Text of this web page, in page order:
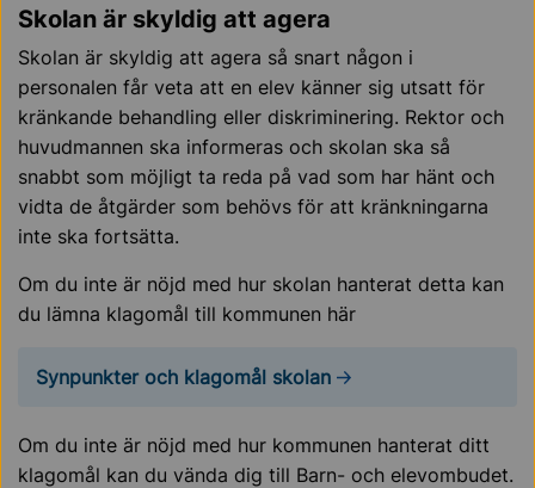
Skolan är skyldig att agera
Skolan är skyldig att agera så snart någon i
personalen får veta att en elev känner sig utsatt för
kränkande behandling eller diskriminering. Rektor och
huvudmannen ska informeras och skolan ska så
snabbt som möjligt ta reda på vad som har hänt och
vidta de åtgärder som behövs för att kränkningarna
inte ska fortsätta.
Om du inte är nöjd med hur skolan hanterat detta kan
du lämna klagomål till kommunen här
Synpunkter och klagomål skolan
Om du inte är nöjd med hur kommunen hanterat ditt
klagomål kan du vända dig till Barn- och elevombudet.